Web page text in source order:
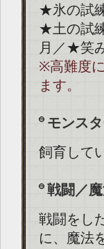
★氷の試
★土の試
月／★笑
※高難度
ます。
モンス
飼育して
戦闘／
戦闘をし
に、魔法